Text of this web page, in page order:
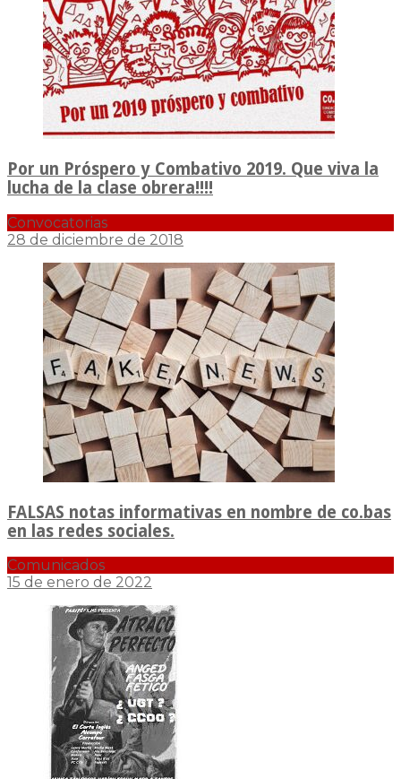
Por un Próspero y Combativo 2019. Que viva la
lucha de la clase obrera!!!!
Convocatorias
28 de diciembre de 2018
FALSAS notas informativas en nombre de co.bas
en las redes sociales.
Comunicados
15 de enero de 2022